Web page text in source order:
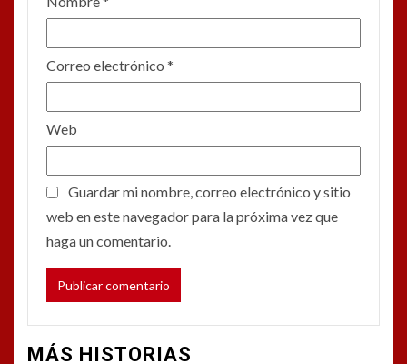
Correo electrónico *
Web
Guardar mi nombre, correo electrónico y sitio
web en este navegador para la próxima vez que
haga un comentario.
MÁS HISTORIAS